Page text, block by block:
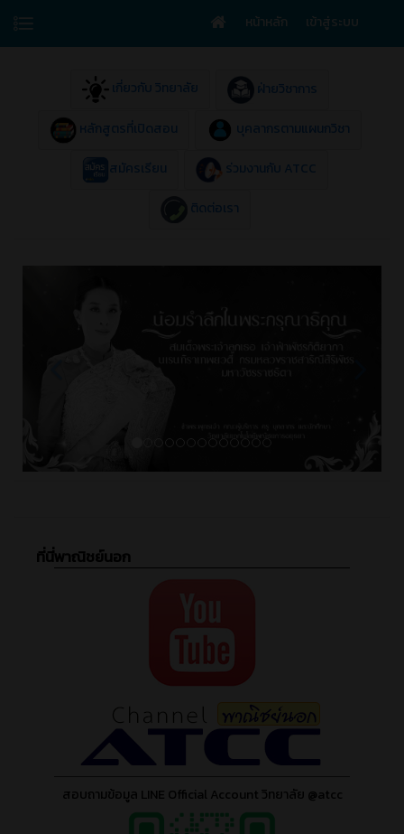
หน้าหลัก เข้าสู่ระบบ
เกี่ยวกับ วิทยาลัย ฝ่ายวิชาการ
หลักสูตรที่เปิดสอน บุคลากรตามแผนกวิชา
สมัครเรียน ร่วมงานกับ ATCC
ติดต่อเรา
ที่นี่พาณิชย์นอก
สอบถามข้อมูล LINE Official Account วิทยาลัย @atcc